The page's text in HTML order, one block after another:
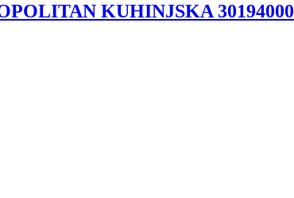
KUHINJSKA 30194000